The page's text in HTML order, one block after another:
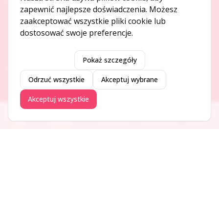
O NAS
O serwisie
Kontakt
DODAJ I PROMUJ
Dodaj ogłoszenie
Dodaj firmę
Promuj ogłoszenie
Ogłoszenia Aktualności Firmy Blog
zapewnić najlepsze doświadczenia. Możesz
zaakceptować wszystkie pliki cookie lub
dostosować swoje preferencje.
Pokaż szczegóły
Odrzuć wszystkie Akceptuj wybrane
Akceptuj wszystkie